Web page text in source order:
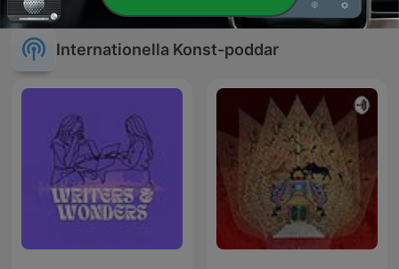
Internationella Konst-poddar